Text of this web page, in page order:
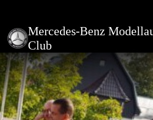
Mercedes-Benz
Club